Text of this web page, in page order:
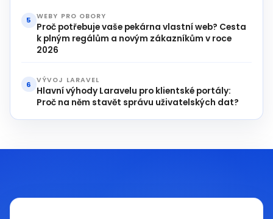
5 WEBY PRO OBORY
Proč potřebuje vaše pekárna vlastní web? Cesta
k plným regálům a novým zákazníkům v roce
2026
6 VÝVOJ LARAVEL
Hlavní výhody Laravelu pro klientské portály:
Proč na něm stavět správu uživatelských dat?